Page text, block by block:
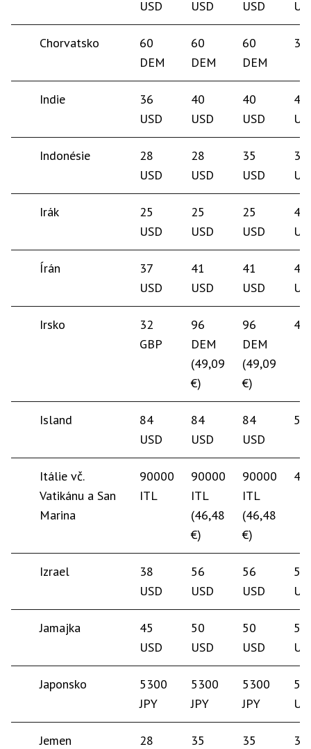
USD USD USD
Chorvatsko
60
DEM
60
DEM
60
DEM
30
Indie
36
USD
40
USD
40
USD
40
Indonésie
28
USD
28
USD
35
USD
35
Irák
25
USD
25
USD
25
USD
40
Írán
37
USD
41
USD
41
USD
40
Irsko
32
GBP
96
DEM
(49,09
€)
96
DEM
(49,09
€)
45
Island
84
USD
84
USD
84
USD
55
Itálie vč.
Vatikánu a San
Marina
90000
ITL
90000
ITL
(46,48
€)
90000
ITL
(46,48
€)
45
Izrael
38
USD
56
USD
56
USD
50
Jamajka
45
USD
50
USD
50
USD
50
Japonsko
5300
JPY
5300
JPY
5300
JPY
50
Jemen
28
35
35
35